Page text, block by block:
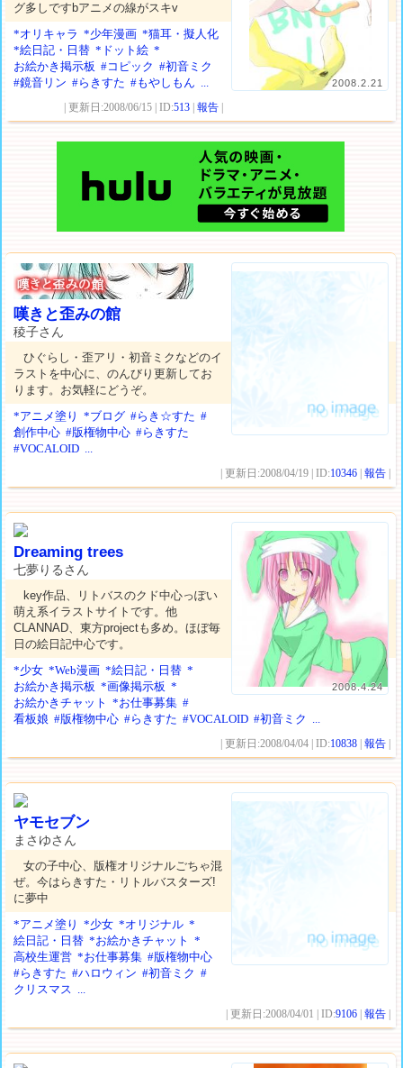
2008.2.21
グ多しですbアニメの線がスキv
*オリキャラ *少年漫画 *猫耳・擬人化
*絵日記・日替 *ドット絵 *
お絵かき掲示板 #コピック #初音ミク
#鏡音リン #らきすた #もやしもん ...
| 更新日:2008/06/15 | ID:513 |報告
嘆きと歪みの館
稜子さん
ひぐらし・歪アリ・初音ミクなどのイ
ラストを中心に、のんびり更新してお
ります。お気軽にどうぞ。
*アニメ塗り
*ブログ #らき☆すた #
創作中心 #版権物中心 #らきすた
#VOCALOID ...
| 更新日:2008/04/19 | ID:10346 |報告
2008.4.24
Dreaming trees
七夢りるさん
key作品、リトバスのクド中心っぽい
萌え系イラストサイトです。他
CLANNAD、東方projectも多め。ほぼ毎
日の絵日記中心です。
*少女 *Web漫画 *絵日記・日替 *
お絵かき掲示板 *画像掲示板 *
お絵かきチャット
*お仕事募集 #
看板娘 #版権物中心 #らきすた #VOCALOID #初音ミク ...
| 更新日:2008/04/04 | ID:10838 |報告
ヤモセブン
まさゆさん
女の子中心、版権オリジナルごちゃ混
ぜ。今はらきすた・リトルバスターズ!
に夢中
*アニメ塗り
*少女 *オリジナル *
絵日記・日替 *お絵かきチャット
*
高校生運営 *お仕事募集 #版権物中心
#らきすた #ハロウィン #初音ミク #
クリスマス ...
| 更新日:2008/04/01 | ID:9106 |報告